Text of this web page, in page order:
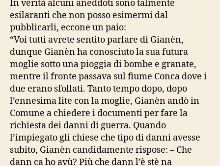
In verità alcuni aneddoti sono talmente
esilaranti che non posso esimermi dal
pubblicarli, eccone un paio:
“Voi tutti avrete sentito parlare di Gianèn,
dunque Gianèn ha conosciuto la sua futura
moglie sotto una pioggia di bombe e granate,
mentre il fronte passava sul fiume Conca dove i
due erano sfollati. Tanto tempo dopo, dopo
l’ennesima lite con la moglie, Gianèn andò in
Comune a chiedere i documenti per fare la
richiesta dei danni di guerra. Quando
l’impiegato gli chiese che tipo di danni avesse
subito, Gianèn candidamente rispose: – Che
dann ca ho avù? Più che dann l’è stè na